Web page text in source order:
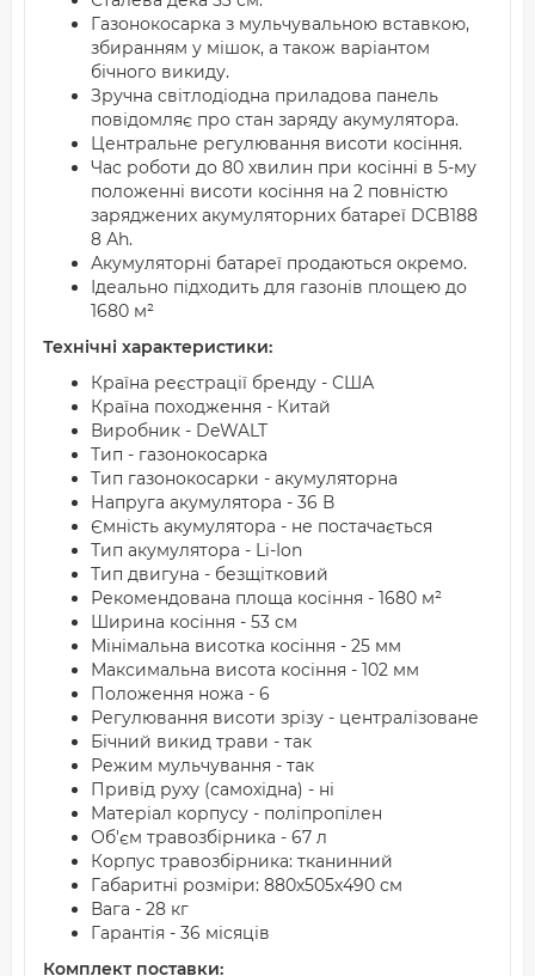
Газонокосарка з мульчувальною вставкою,
збиранням у мішок, а також варіантом
бічного викиду.
Зручна світлодіодна приладова панель
повідомляє про стан заряду акумулятора.
Центральне регулювання висоти косіння.
Час роботи до 80 хвилин при косінні в 5-му
положенні висоти косіння на 2 повністю
заряджених акумуляторних батареї DCB188
8 Аh.
Акумуляторні батареї продаються окремо.
Ідеально підходить для газонів площею до
1680 м²
Технічні характеристики:
Країна реєстрації бренду - США
Країна походження - Китай
Виробник - DeWALT
Тип - газонокосарка
Тип газонокосарки - акумуляторна
Напруга акумулятора - 36 В
Ємність акумулятора - не постачається
Тип акумулятора - Li-Ion
Тип двигуна - безщітковий
Рекомендована площа косіння - 1680 м²
Ширина косіння - 53 см
Мінімальна висотка косіння - 25 мм
Максимальна висота косіння - 102 мм
Положення ножа - 6
Регулювання висоти зрізу - централізоване
Бічний викид трави - так
Режим мульчування - так
Привід руху (самохідна) - ні
Матеріал корпусу - поліпропілен
Об'єм травозбірника - 67 л
Корпус травозбірника: тканинний
Габаритні розміри: 880х505х490 см
Вага - 28 кг
Гарантія - 36 місяців
Комплект поставки: